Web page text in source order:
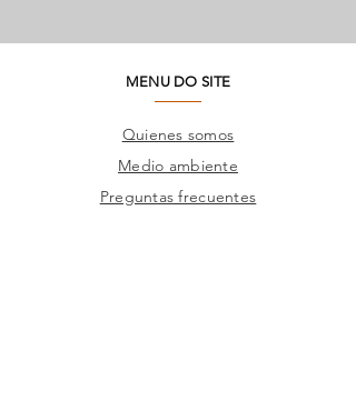
MENU DO SITE
Quienes somos
Medio ambiente
Preguntas frecuentes